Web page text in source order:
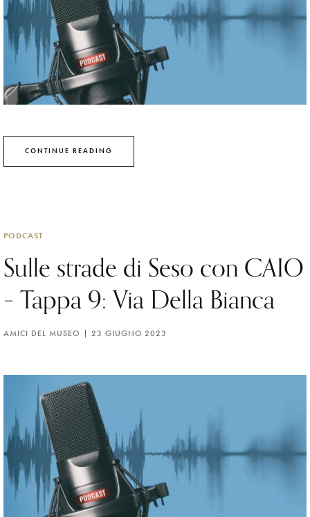
CONTINUE READING
PODCAST
Sulle strade di Seso con CAIO
– Tappa 9: Via Della Bianca
AMICI DEL MUSEO 23 GIUGNO 2023